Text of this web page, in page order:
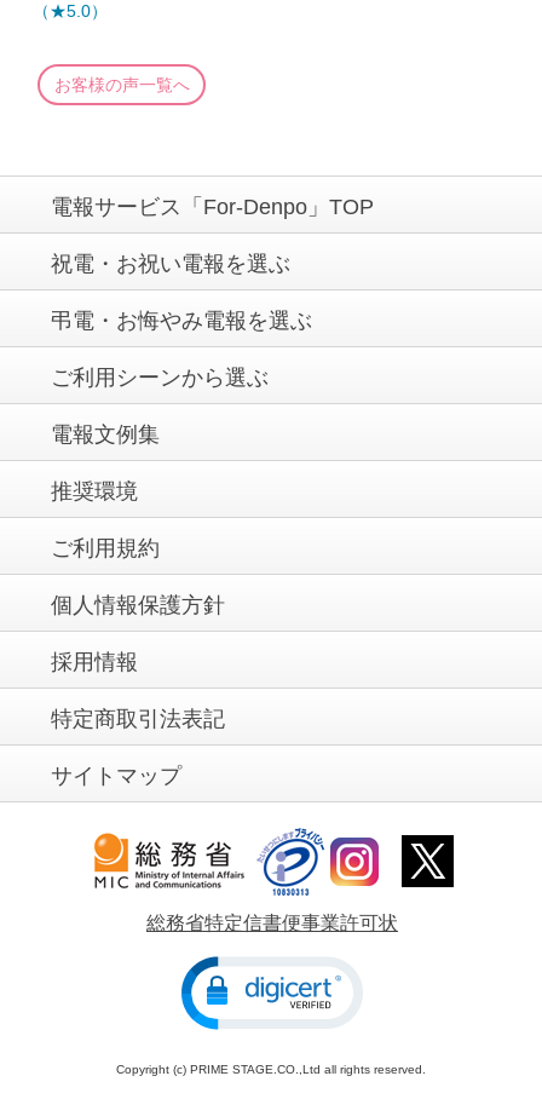
（★5.0）
お客様の声一覧へ
電報サービス「For-Denpo」TOP
祝電・お祝い電報を選ぶ
弔電・お悔やみ電報を選ぶ
ご利用シーンから選ぶ
電報文例集
推奨環境
ご利用規約
個人情報保護方針
採用情報
特定商取引法表記
サイトマップ
総務省特定信書便事業許可状
Copyright (c) PRIME STAGE.CO.,Ltd all rights reserved.